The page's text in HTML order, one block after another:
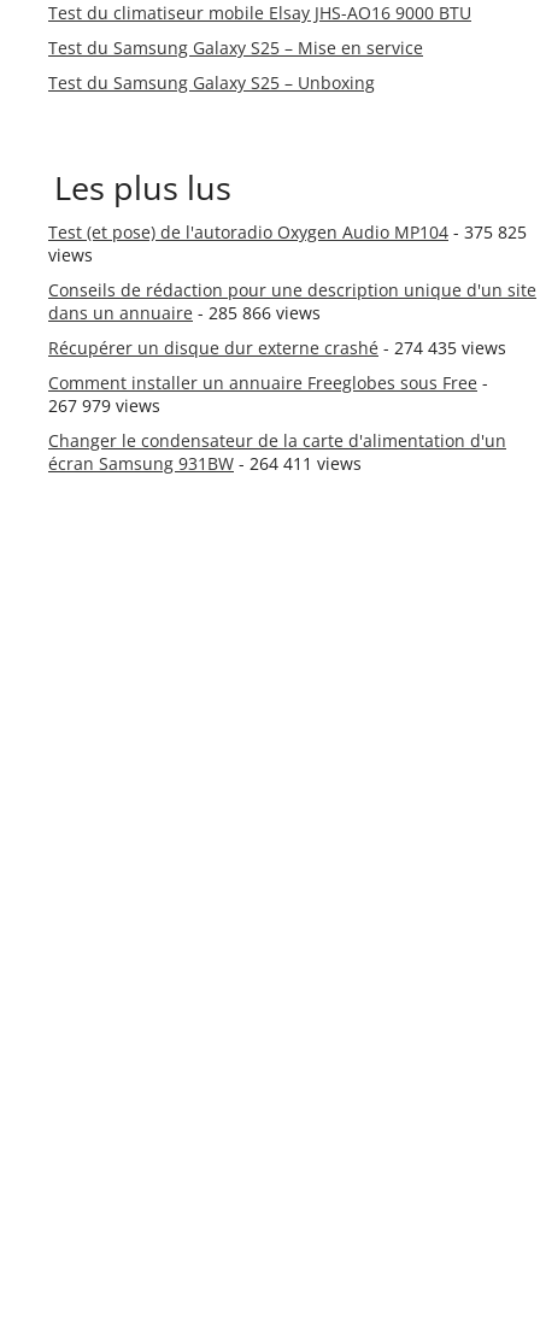
Test du climatiseur mobile Elsay JHS-AO16 9000 BTU
Test du Samsung Galaxy S25 – Mise en service
Test du Samsung Galaxy S25 – Unboxing
Les plus lus
Test (et pose) de l'autoradio Oxygen Audio MP104 - 375 825
views
Conseils de rédaction pour une description unique d'un site
dans un annuaire - 285 866 views
Récupérer un disque dur externe crashé - 274 435 views
Comment installer un annuaire Freeglobes sous Free -
267 979 views
Changer le condensateur de la carte d'alimentation d'un
écran Samsung 931BW - 264 411 views